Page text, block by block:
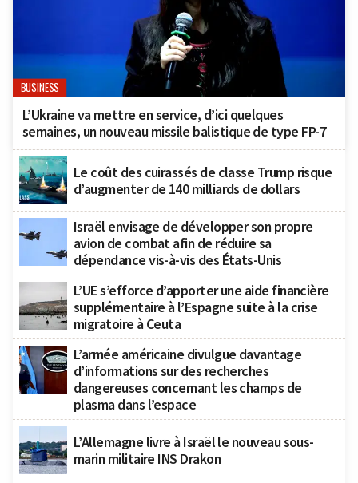
BUSINESS
L’Ukraine va mettre en service, d’ici quelques
semaines, un nouveau missile balistique de type FP-7
Le coût des cuirassés de classe Trump risque
d’augmenter de 140 milliards de dollars
Israël envisage de développer son propre
avion de combat afin de réduire sa
dépendance vis-à-vis des États-Unis
L’UE s’efforce d’apporter une aide financière
supplémentaire à l’Espagne suite à la crise
migratoire à Ceuta
L’armée américaine divulgue davantage
d’informations sur des recherches
dangereuses concernant les champs de
plasma dans l’espace
L’Allemagne livre à Israël le nouveau sous-
marin militaire INS Drakon